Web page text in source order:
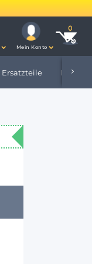
Mein Konto
Ersatzteile